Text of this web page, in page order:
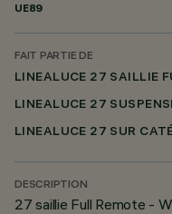
UE89
FAIT PARTIE DE
LINEALUCE 27 SAILLIE
LINEALUCE 27
LINEALUCE 27 SUR
DESCRIPTION
27 saillie Full Remote -